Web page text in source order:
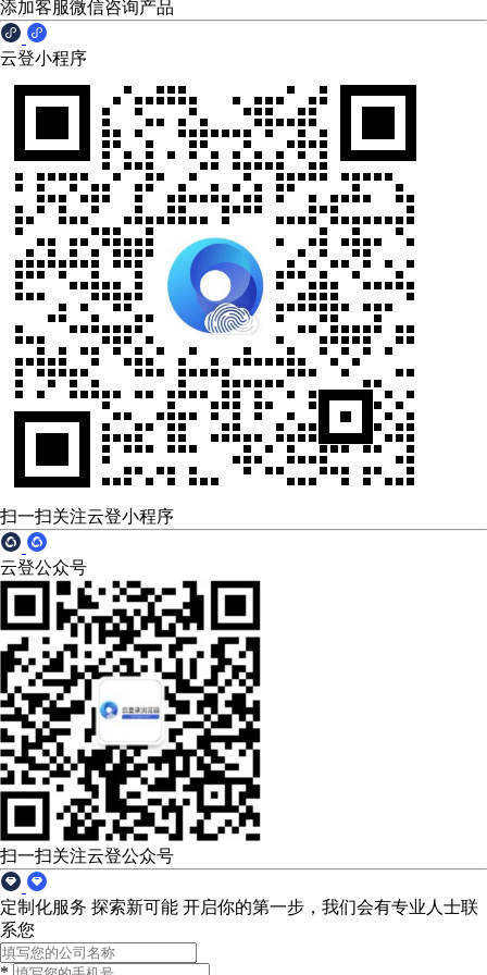
添加客服微信咨询产品
云登小程序
扫一扫关注云登小程序
云登公众号
扫一扫关注云登公众号
定制化服务 探索新可能 开启你的第一步，我们会有专业人士联
系您